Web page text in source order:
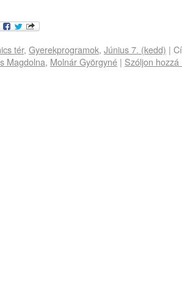
tér, Gyerekprogramok, Június 7. (kedd) |
Magdolna, Molnár Györgyné | Szóljon hozzá